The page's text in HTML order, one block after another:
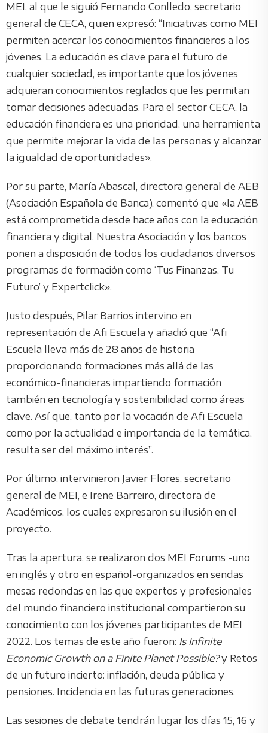
MEI, al que le siguió Fernando Conlledo, secretario
general de CECA, quien expresó: “Iniciativas como MEI
permiten acercar los conocimientos financieros a los
jóvenes. La educación es clave para el futuro de
cualquier sociedad, es importante que los jóvenes
adquieran conocimientos reglados que les permitan
tomar decisiones adecuadas. Para el sector CECA, la
educación financiera es una prioridad, una herramienta
que permite mejorar la vida de las personas y alcanzar
la igualdad de oportunidades».
Por su parte, María Abascal, directora general de AEB
(Asociación Española de Banca), comentó que «la AEB
está comprometida desde hace años con la educación
financiera y digital. Nuestra Asociación y los bancos
ponen a disposición de todos los ciudadanos diversos
programas de formación como ‘Tus Finanzas, Tu
Futuro’ y Expertclick».
Justo después, Pilar Barrios intervino en
representación de Afi Escuela y añadió que “Afi
Escuela lleva más de 28 años de historia
proporcionando formaciones más allá de las
económico-financieras impartiendo formación
también en tecnología y sostenibilidad como áreas
clave. Así que, tanto por la vocación de Afi Escuela
como por la actualidad e importancia de la temática,
resulta ser del máximo interés”.
Por último, intervinieron Javier Flores, secretario
general de MEI, e Irene Barreiro, directora de
Académicos, los cuales expresaron su ilusión en el
proyecto.
Tras la apertura, se realizaron dos MEI Forums -uno
en inglés y otro en español-organizados en sendas
mesas redondas en las que expertos y profesionales
del mundo financiero institucional compartieron su
conocimiento con los jóvenes participantes de MEI
2022. Los temas de este año fueron: Is Infinite
Economic Growth on a Finite Planet Possible?y Retos
de un futuro incierto: inflación, deuda pública y
pensiones. Incidencia en las futuras generaciones.
Las sesiones de debate tendrán lugar los días 15, 16 y